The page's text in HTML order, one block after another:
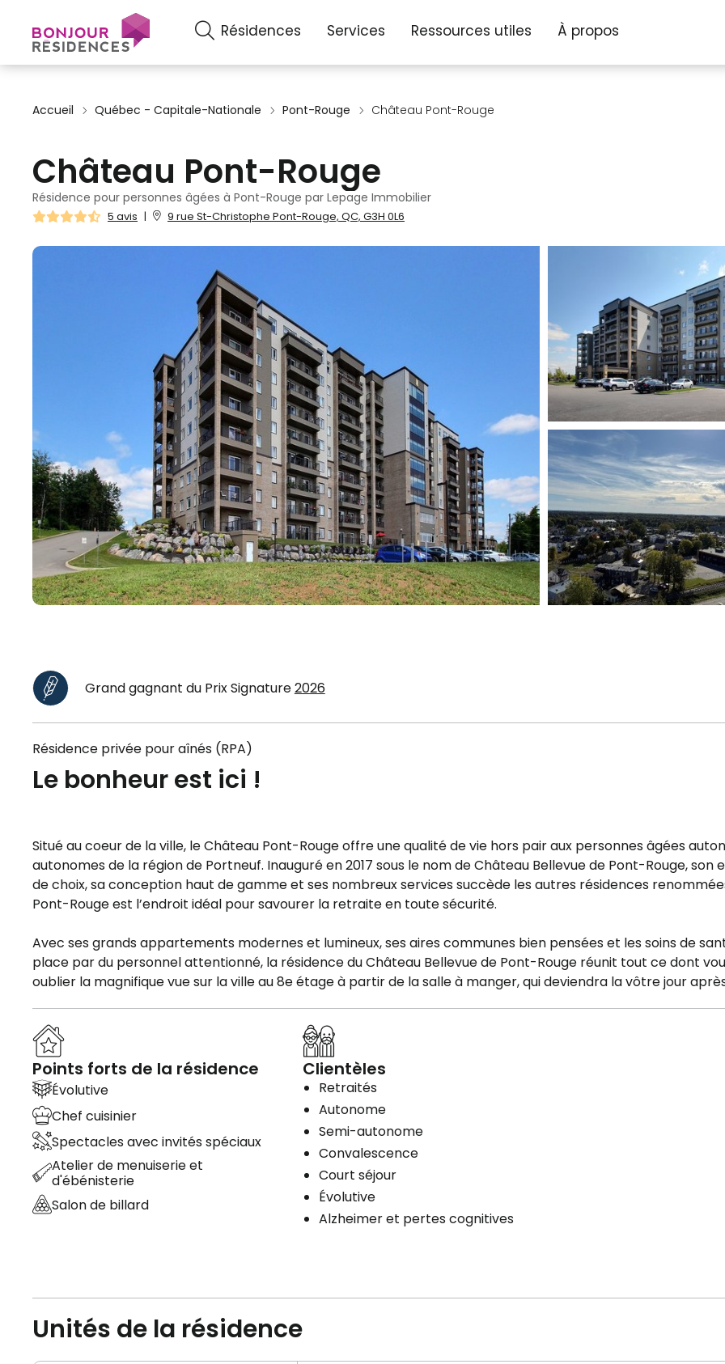
Résidences Services Ressources utiles À propos
Accueil Québec - Capitale-Nationale Pont-Rouge Château Pont-Rouge
Château Pont-Rouge
Résidence pour personnes âgées à Pont-Rouge par Lepage Immobilier
5 avis | 9 rue St-Christophe Pont-Rouge, QC, G3H 0L6
Grand gagnant du Prix Signature2026
Résidence privée pour aînés (RPA)
Le bonheur est ici !
Situé au coeur de la ville, le Château Pont-Rouge offre une qualité de vie hors pair aux personnes âgées
autonomes de la région de Portneuf. Inauguré en 2017 sous le nom de Château Bellevue de Pont-Rouge, son
de choix, sa conception haut de gamme et ses nombreux services succède les autres résidences
Pont-Rouge est l’endroit idéal pour savourer la retraite en toute sécurité.
Avec ses grands appartements modernes et lumineux, ses aires communes bien pensées et les soins de
place par du personnel attentionné, la résidence du Château Bellevue de Pont-Rouge réunit tout ce dont
oublier la magnifique vue sur la ville au 8e étage à partir de la salle à manger, qui deviendra la vôtre jour
Points forts de la résidence
Évolutive
Chef cuisinier
Spectacles avec invités spéciaux
Atelier de menuiserie et
d'ébénisterie
Salon de billard
Clientèles
Retraités
Autonome
Semi-autonome
Convalescence
Court séjour
Évolutive
Alzheimer et pertes cognitives
Unités de la résidence